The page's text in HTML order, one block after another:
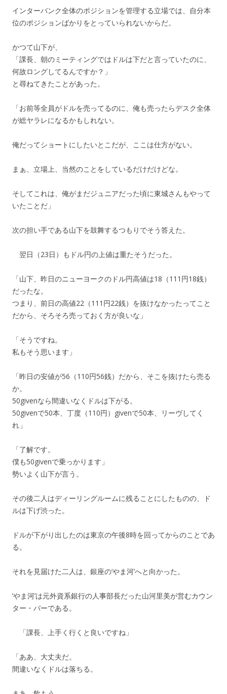
インターバンク全体のポジションを管理する立場では、自分本
位のポジションばかりをとっていられないからだ。
かつて山下が、
「課長、朝のミーティングではドルは下だと言っていたのに、
何故ロングしてるんですか？」
と尋ねてきたことがあった。
「お前等全員がドルを売ってるのに、俺も売ったらデスク全体
が総ヤラレになるかもしれない。
俺だってショートにしたいとこだが、ここは仕方がない。
まぁ、立場上、当然のことをしているだけだけどな。
そしてこれは、俺がまだジュニアだった頃に東城さんもやって
いたことだ」
次の担い手である山下を鼓舞するつもりでそう答えた。
翌日（23日）もドル円の上値は重たそうだった。
「山下、昨日のニューヨークのドル円高値は18（111円18銭）
だったな。
つまり、前日の高値22（111円22銭）を抜けなかったってこと
だから、そろそろ売っておく方が良いな」
「そうですね。
私もそう思います」
「昨日の安値が56（110円56銭）だから、そこを抜けたら売る
か。
50givenなら間違いなくドルは下がる。
50givenで50本、丁度（110円）givenで50本、リーヴしてく
れ」
「了解です。
僕も50givenで乗っかります」
勢いよく山下が言う。
その後二人はディーリングルームに残ることにしたものの、ド
ルは下げ渋った。
ドルが下がり出したのは東京の午後8時を回ってからのことであ
る。
それを見届けた二人は、銀座の‘やま河’へと向かった。
‘やま河’は元外資系銀行の人事部長だった山河里美が営むカウン
ター・バーである。
「課長、上手く行くと良いですね」
「ああ、大丈夫だ。
間違いなくドルは落ちる。